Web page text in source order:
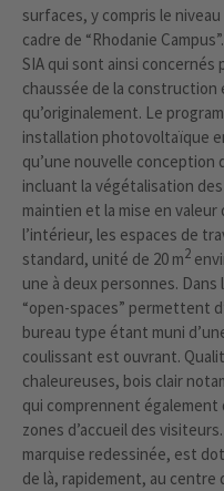
surfaces, y compris le
cadre de “Rhodanie
SIA qui sont ainsi concernés
chaussée de la construction
qu’originalement. Le
installation photovoltaïque
qu’une nouvelle
incluant la végétalisation
maintien et la mise en valeur
l’intérieur, les espaces de
standard, unité de 20 m2
une à deux personnes.
“open-spaces” permettent
bureau type étant muni
coulissant est ouvrant.
chaleureuses, bois clair
qui comprennent
zones d’accueil des
marquise redessinée, est
de là, rapidement, au centre